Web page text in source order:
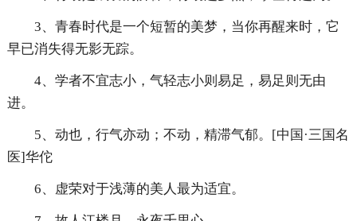
3、青春时代是一个短暂的美梦，当你再醒来时，它
早已消失得无影无踪。
4、学者不宜志小，气轻志小则易足，易足则无由
进。
5、动也，行气亦动；不动，精滞气郁。[中国·三国名
医]华佗
6、虚荣对于浅薄的美人最为适宜。